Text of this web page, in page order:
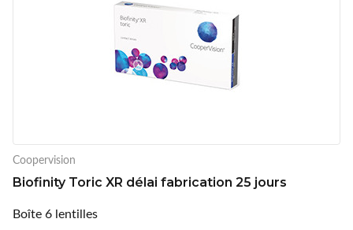
Coopervision
Biofinity Toric XR délai fabrication 25 jours
Boîte 6 lentilles